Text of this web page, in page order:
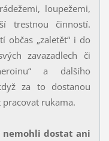
loupežemi,
trestnou činností.
občas „zaletět“ i do
zavazadlech či
a dalšího
za to dostanou
rukama.
dostat ani